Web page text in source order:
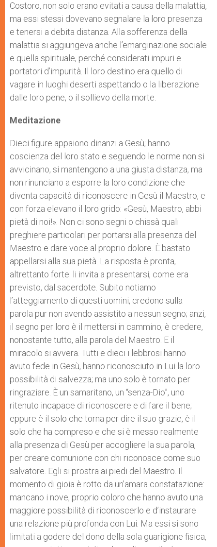
Costoro, non solo erano evitati a causa della malattia,
ma essi stessi dovevano segnalare la loro presenza
e tenersi a debita distanza. Alla sofferenza della
malattia si aggiungeva anche l’emarginazione sociale
e quella spirituale, perché considerati impuri e
portatori d’impurità. Il loro destino era quello di
vagare in luoghi deserti aspettando o la liberazione
dalle loro pene, o il sollievo della morte.
Meditazione
Dieci figure appaiono dinanzi a Gesù; hanno
coscienza del loro stato e seguendo le norme non si
avvicinano, si mantengono a una giusta distanza, ma
non rinunciano a esporre la loro condizione che
diventa capacità di riconoscere in Gesù il Maestro, e
con forza elevano il loro grido: «Gesù, Maestro, abbi
pietà di noi!». Non ci sono segni o chissà quali
preghiere particolari per portarsi alla presenza del
Maestro e dare voce al proprio dolore. È bastato
appellarsi alla sua pietà. La risposta è pronta,
altrettanto forte: li invita a presentarsi, come era
previsto, dal sacerdote. Subito notiamo
l’atteggiamento di questi uomini, credono sulla
parola pur non avendo assistito a nessun segno; anzi,
il segno per loro è il mettersi in cammino, è credere,
nonostante tutto, alla parola del Maestro. E il
miracolo si avvera. Tutti e dieci i lebbrosi hanno
avuto fede in Gesù, hanno riconosciuto in Lui la loro
possibilità di salvezza; ma uno solo è tornato per
ringraziare. È un samaritano, un “senza-Dio”, uno
ritenuto incapace di riconoscere e di fare il bene;
eppure è il solo che torna per dire il suo grazie, è il
solo che ha compreso e che si è messo realmente
alla presenza di Gesù per accogliere la sua parola,
per creare comunione con chi riconosce come suo
salvatore. Egli si prostra ai piedi del Maestro. Il
momento di gioia è rotto da un’amara constatazione:
mancano i nove, proprio coloro che hanno avuto una
maggiore possibilità di riconoscerlo e d’instaurare
una relazione più profonda con Lui. Ma essi si sono
limitati a godere del dono della sola guarigione fisica,